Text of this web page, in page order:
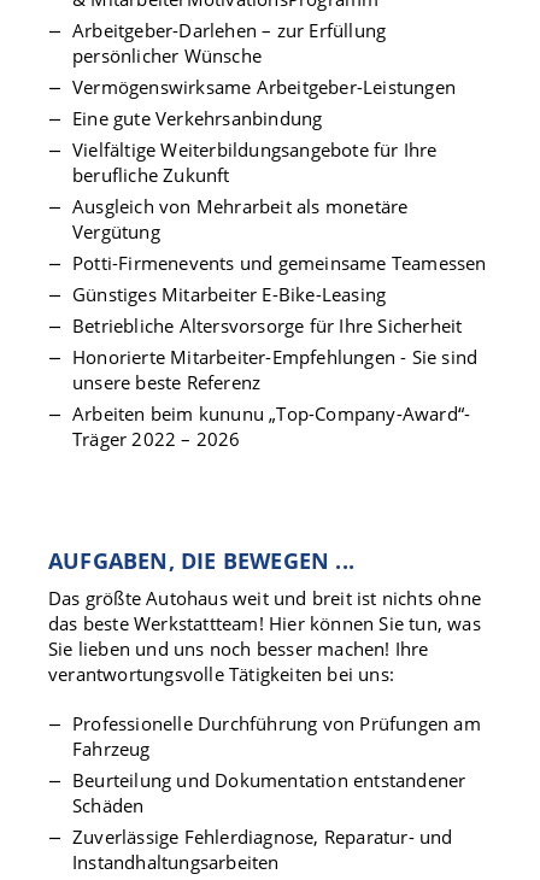
Arbeitgeber-Darlehen – zur Erfüllung
persönlicher Wünsche
Vermögenswirksame Arbeitgeber-Leistungen
Eine gute Verkehrsanbindung
Vielfältige Weiterbildungsangebote für Ihre
berufliche Zukunft
Ausgleich von Mehrarbeit als monetäre
Vergütung
Potti-Firmenevents und gemeinsame Teamessen
Günstiges Mitarbeiter E-Bike-Leasing
Betriebliche Altersvorsorge für Ihre Sicherheit
Honorierte Mitarbeiter-Empfehlungen - Sie sind
unsere beste Referenz
Arbeiten beim kununu „Top-Company-Award“-
Träger 2022 – 2026
AUFGABEN, DIE BEWEGEN ...
Das größte Autohaus weit und breit ist nichts ohne
das beste Werkstattteam! Hier können Sie tun, was
Sie lieben und uns noch besser machen! Ihre
verantwortungsvolle Tätigkeiten bei uns:
Professionelle Durchführung von Prüfungen am
Fahrzeug
Beurteilung und Dokumentation entstandener
Schäden
Zuverlässige Fehlerdiagnose, Reparatur- und
Instandhaltungsarbeiten